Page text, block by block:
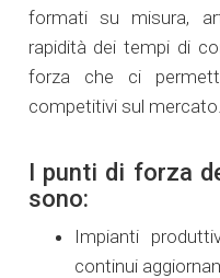
formati su misura,
rapidità dei tempi di
forza che ci
competitivi sul mercato.
I punti di forza
sono:
Impianti
continui